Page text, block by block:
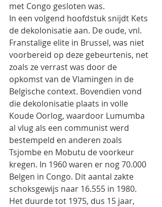
met Congo gesloten was.
In een volgend hoofdstuk snijdt Kets
de dekolonisatie aan. De oude, vnl.
Franstalige elite in Brussel, was niet
voorbereid op deze gebeurtenis, net
zoals ze verrast was door de
opkomst van de Vlamingen in de
Belgische context. Bovendien vond
die dekolonisatie plaats in volle
Koude Oorlog, waardoor Lumumba
al vlug als een communist werd
bestempeld en anderen zoals
Tsjombe en Mobutu de voorkeur
kregen. In 1960 waren er nog 70.000
Belgen in Congo. Dit aantal zakte
schoksgewijs naar 16.555 in 1980.
Het duurde tot 1975, dus 15 jaar,